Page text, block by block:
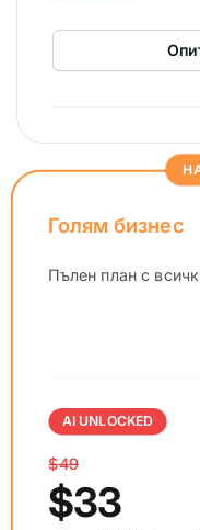
Голям бизнес
Пълен план с
AI UNLOCKED
$49
$33